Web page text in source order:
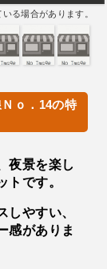
る場合があります。
ｏ．14の特
夜景を楽し
トです。
しやすい、
感がありま